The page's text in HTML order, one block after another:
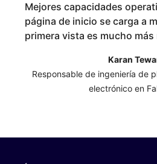
Mejores capacidades
página de inicio se carga a
primera vista es mucho
Karan
Responsable de ingeniería de
electrónico en